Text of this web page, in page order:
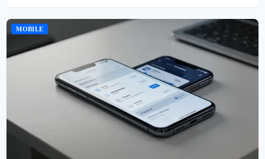
MOBILE